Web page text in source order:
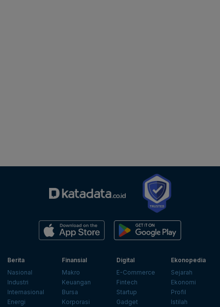
Berita
Nasional
Industri
Internasional
Energi
Finansial
Makro
Keuangan
Bursa
Korporasi
Digital
E-Commerce
Fintech
Startup
Gadget
Ekonopedia
Sejarah
Ekonomi
Profil
Istilah